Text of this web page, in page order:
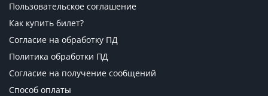
Пользовательское соглашение
Как купить билет?
Согласие на обработку ПД
Политика обработки ПД
Согласие на получение сообщений
Способ оплаты